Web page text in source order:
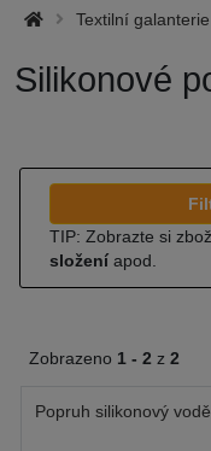
Textilní galanterie
Silikonové
TIP: Zobrazte si
složení apod.
Zobrazeno 1 - 2 z 2
Popruh silikonový